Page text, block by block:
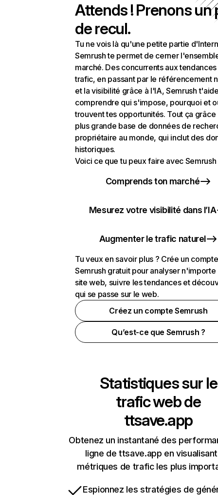
Attends ! Prenons un
de recul.
Tu ne vois là qu'une petite partie
Semrush te permet de cerner
marché. Des concurrents aux
trafic, en passant par le référencement
et la visibilité grâce à l'IA, Semrush
comprendre qui s'impose, pourquoi et
trouvent tes opportunités. Tout ça grâce
plus grande base de données de
propriétaire au monde, qui inclut des
historiques.
Voici ce que tu peux faire avec Semrush
Comprends ton marché
Mesurez votre visibilité dans l’IA
Augmenter le trafic naturel
Tu veux en savoir plus ? Crée un compte
Semrush gratuit pour analyser n'importe
site web, suivre les tendances et
qui se passe sur le web.
Créez un compte Semrush
Qu’est-ce que Semrush ?
Statistiques sur le
trafic web de
ttsave.app
Obtenez un instantané des
ligne de ttsave.app en
métriques de trafic les plus
Espionnez les stratégies de